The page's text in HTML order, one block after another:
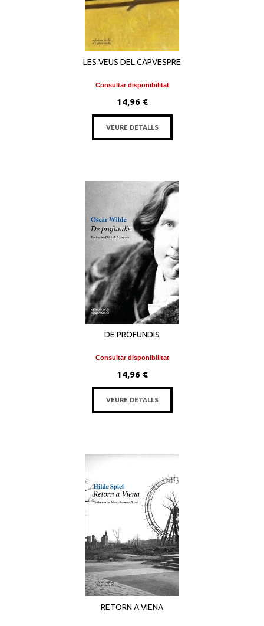
LES VEUS DEL CAPVESPRE
Consultar disponibilitat
14,96 €
VEURE DETALLS
DE PROFUNDIS
Consultar disponibilitat
14,96 €
VEURE DETALLS
RETORN A VIENA